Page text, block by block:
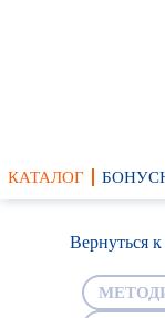
КАТАЛОГ
Вернуться